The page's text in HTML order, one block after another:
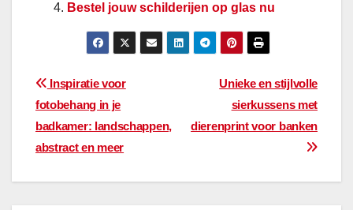
Bestel jouw schilderijen op glas nu
Bericht
navigatie
Unieke en stijlvolle
sierkussens met
dierenprint voor banken
Inspiratie voor
fotobehang in je
badkamer: landschappen,
abstract en meer